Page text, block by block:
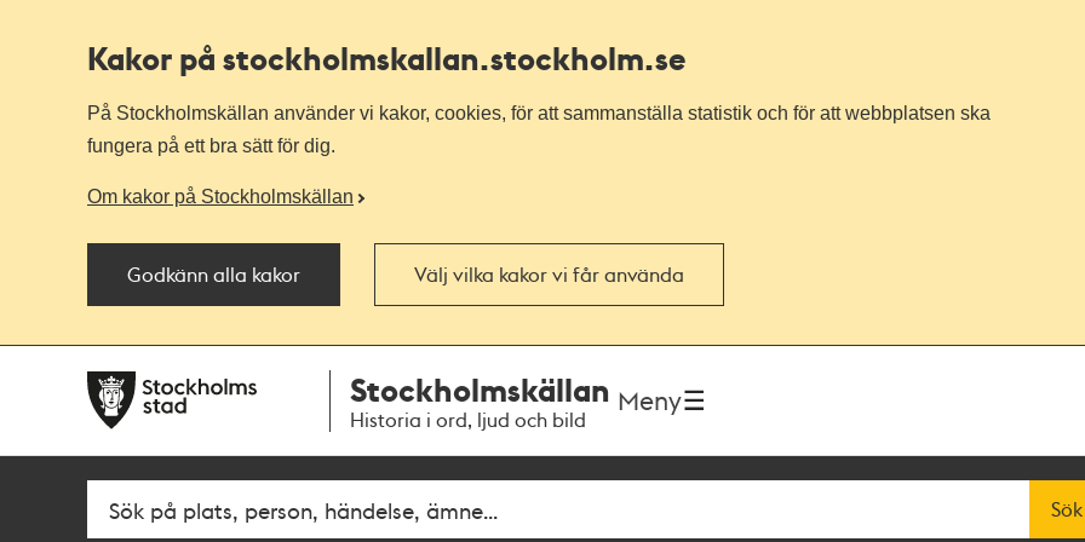
Kakor på stockholmskallan.stockholm.se
På Stockholmskällan använder vi kakor, cookies, för att sammanställa statistik och för att webbplatsen ska
fungera på ett bra sätt för dig.
Om kakor på Stockholmskällan
Godkänn alla kakor Välj vilka kakor vi får använda
navigationen
huvudinnehållet
Stockholmskällan
Historia i ord, ljud och bild
Meny
Fritextsök Sök